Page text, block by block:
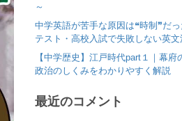
～
中学英語が苦手な原因は❝時制❞だ
テスト・高校入試で失敗しない英文
【中学歴史】江戸時代part１｜幕府
政治のしくみをわかりやすく解説
最近のコメント